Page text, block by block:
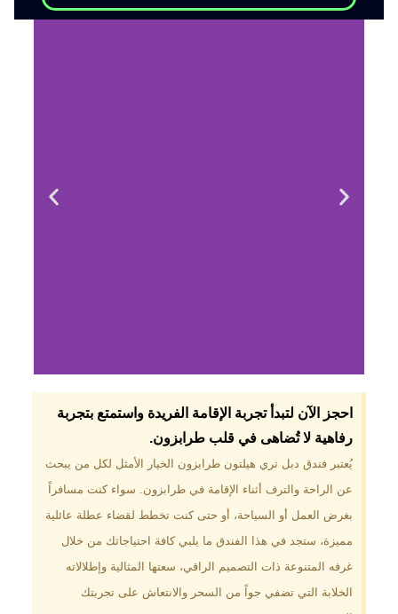
لماذا تختار فندق دبل
تري هيلتون
طرابزون؟
موقع مميز في قلب طرابزون بالقرب
من أهم المعالم السياحية. إطلالات
الخضراء. مرافق متكاملة تشمل
مسبحًا داخليًا، سبا، صالة ألعاب
رياضية، ومطاعم عالمية.
احجز الآن لتبدأ تجربة الإقامة الفريدة واستمتع بتجربة
رفاهية لا تُضاهى في قلب طرابزون.​
يُعتبر فندق دبل تري هيلتون طرابزون الخيار الأمثل لكل من يبحث
عن الراحة والترف أثناء الإقامة في طرابزون. سواء كنت مسافراً
بغرض العمل أو السياحة، أو حتى كنت تخطط لقضاء عطلة عائلية
مميزة، ستجد في هذا الفندق ما يلبي كافة احتياجاتك من خلال
غرفه المتنوعة ذات التصميم الراقي، سعتها المثالية وإطلالاته
الخلابة التي تضفي جواً من السحر والانتعاش على تجربتك